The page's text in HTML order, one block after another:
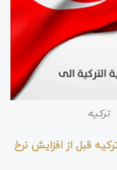
ترکیه
قبل از افزایش نرخ